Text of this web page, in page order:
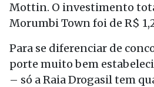
Mottin. O investimento
Morumbi Town foi de R$
Para se diferenciar de
porte muito bem
– só a Raia Drogasil tem